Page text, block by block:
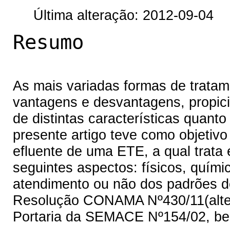
Última alteração: 2012-09-04
Resumo
As mais variadas formas de
vantagens e desvantagens,
de distintas características
presente artigo teve como
efluente de uma ETE, a qual
seguintes aspectos: físicos,
atendimento ou não dos padrões
Resolução CONAMA Nº430/
Portaria da SEMACE Nº154/02,